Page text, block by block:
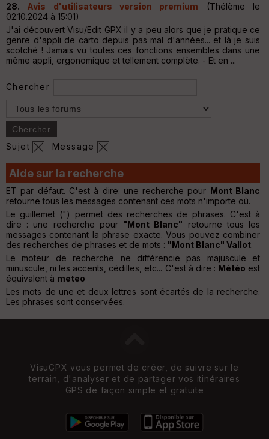
28. Avis d'utilisateurs version premium (Thélème le
02.10.2024 à 15:01)
J'ai découvert Visu/Edit GPX il y a peu alors que je pratique ce
genre d'appli de carto depuis pas mal d'années... et là je suis
scotché ! Jamais vu toutes ces fonctions ensembles dans une
même appli, ergonomique et tellement complète. - Et en ...
Chercher
Sujet Message
Aide sur la recherche
ET par défaut. C'est à dire: une recherche pour Mont Blanc
retourne tous les messages contenant ces mots n'importe où.
Le guillemet (") permet des recherches de phrases. C'est à
dire : une recherche pour "Mont Blanc" retourne tous les
messages contenant la phrase exacte. Vous pouvez combiner
des recherches de phrases et de mots : "Mont Blanc" Vallot.
Le moteur de recherche ne différencie pas majuscule et
minuscule, ni les accents, cédilles, etc... C'est à dire : Météo est
équivalent à meteo
Les mots de une et deux lettres sont écartés de la recherche.
Les phrases sont conservées.
VisuGPX vous permet de créer, de suivre sur le
terrain, d'analyser et de partager vos itinéraires
GPS de façon simple et gratuite